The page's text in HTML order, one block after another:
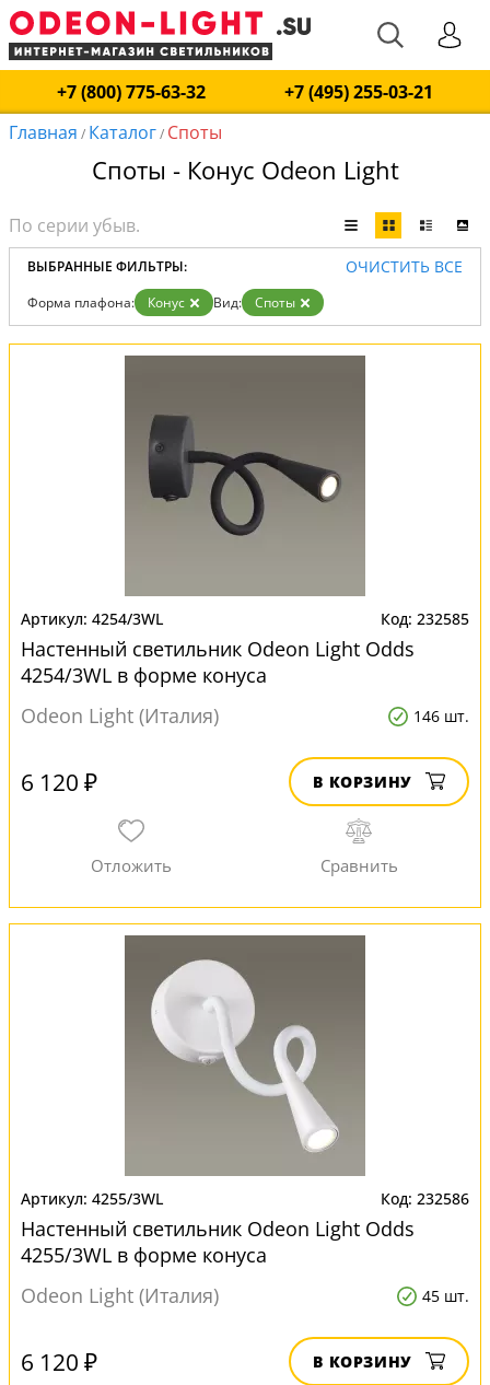
+7 (800) 775-63-32
+7 (495) 255-03-21
Главная / Каталог/ Споты
Споты - Конус Odeon Light
ВЫБРАННЫЕ ФИЛЬТРЫ: ОЧИСТИТЬ ВСЕ
Форма плафона: Конус Вид: Споты
4254/3WL 232585
Настенный светильник Odeon Light Odds
4254/3WL в форме конуса
Odeon Light (Италия)
146 шт.
6 120 ₽ В КОРЗИНУ
4255/3WL 232586
Настенный светильник Odeon Light Odds
4255/3WL в форме конуса
Odeon Light (Италия)
45 шт.
6 120 ₽ В КОРЗИНУ